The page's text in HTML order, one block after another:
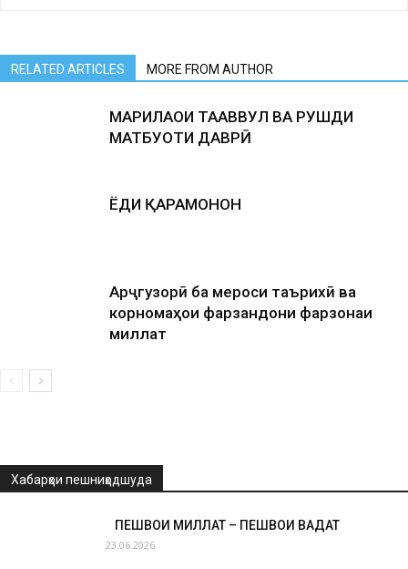
RELATED ARTICLES MORE FROM AUTHOR
МАРҲИЛАҲОИ ТАҲАВВУЛ ВА РУШДИ
МАТБУОТИ ДАВРӢ
ЁДИ ҚАҲРАМОНОН
Арҷгузорӣ ба мероси таърихӣ ва
корномаҳои фарзандони фарзонаи
миллат
Хабарҳои пешниҳодшуда
ПЕШВОИ МИЛЛАТ – ПЕШВОИ ВАҲДАТ
23.06.2026